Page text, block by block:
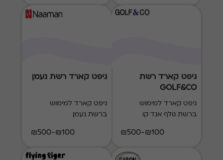
גיפט קארד רשת
GOLF&CO
גיפט קארד למימוש
ברשת גולף אנד קו
₪100-₪500
גיפט קארד רשת נעמן
גיפט קארד למימוש
ברשת נעמן
₪100-₪500